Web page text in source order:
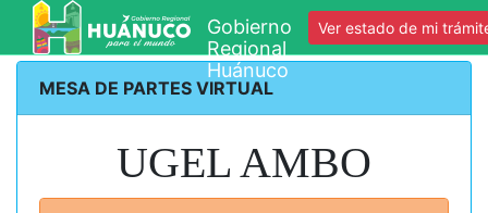
Gobierno
Regional
Huánuco
Ver estado de mi
MESA DE PARTES VIRTUAL
UGEL AMBO